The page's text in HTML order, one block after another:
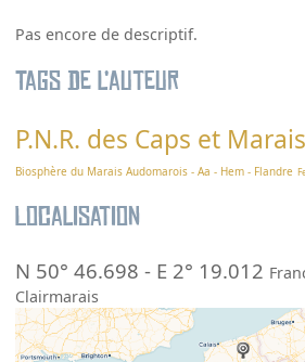
Pas encore de descriptif.
Tags de l’auteur
P.N.R. des Caps et
Biosphère du Marais Audomarois - Aa - Hem - Flandre
Localisation
N 50° 46.698 - E 2° 19.012
Clairmarais